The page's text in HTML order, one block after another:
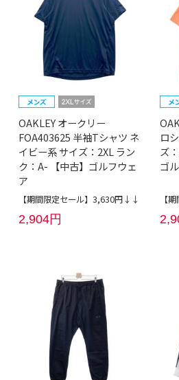
OAKLEY オークリー
FOA403625 半袖Tシャツ ネ
イビー系 サイズ：2XL ラン
ク：A- 【中古】ゴルフウェ
ア
【期間限定セール】3,630円↓↓
2,904円
ロ
ズ
ゴ
【